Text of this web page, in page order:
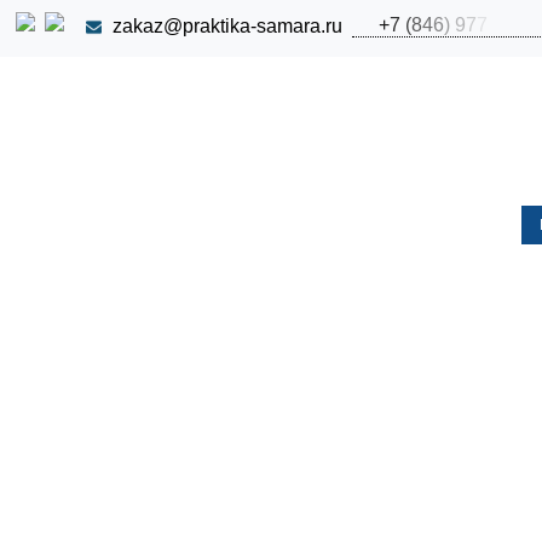
zakaz@praktika-samara.ru +7 (846) 977